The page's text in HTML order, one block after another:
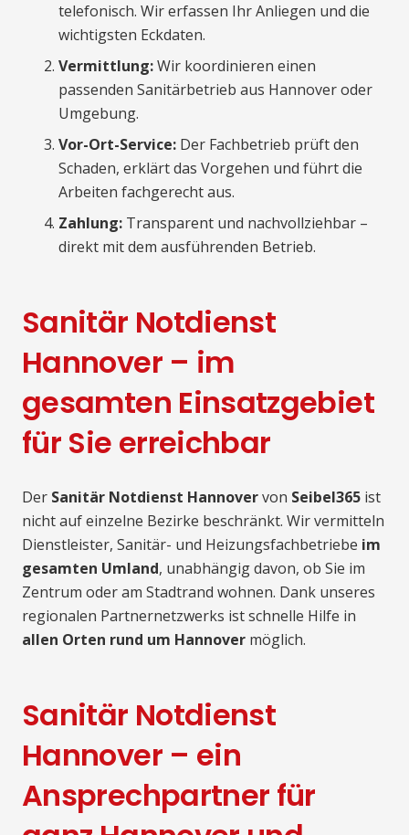
telefonisch. Wir erfassen Ihr Anliegen und die
wichtigsten Eckdaten.
Vermittlung:Wir koordinieren einen
passenden Sanitärbetrieb aus Hannover oder
Umgebung.
Vor-Ort-Service: Der Fachbetrieb prüft den
Schaden, erklärt das Vorgehen und führt die
Arbeiten fachgerecht aus.
Zahlung: Transparent und nachvollziehbar –
direkt mit dem ausführenden Betrieb.
Sanitär Notdienst
Hannover – im
gesamten Einsatzgebiet
für Sie erreichbar
Der Sanitär Notdienst Hannovervon Seibel365 ist
nicht auf einzelne Bezirke beschränkt. Wir vermitteln
Dienstleister, Sanitär- und Heizungsfachbetriebe im
gesamten Umland, unabhängig davon, ob Sie im
Zentrum oder am Stadtrand wohnen. Dank unseres
regionalen Partnernetzwerks ist schnelle Hilfe in
allen Orten rund um Hannover möglich.
Sanitär Notdienst
Hannover – ein
Ansprechpartner für